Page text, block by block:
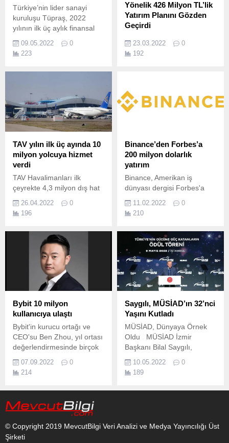
Türkiye’nin lider sanayi
kuruluşu Tüpraş, 2022
yılının ilk üç aylık finansal
sonuçlarını açıkladı.
09.05.2022
0
223
Yönelik 426 Milyon TL’lik
Yatırım Planını Gözden
Geçirdi
Sorumluluk sahasında
bulunan Elâzığ, Malatya,
Tunceli ve Bingöl’de, kaliteli
sürdüren Fırat Elektrik
Dağıtım A.
23.03.2022
0
192
TAV yılın ilk üç ayında 10
milyon yolcuya hizmet
verdi
TAV Havalimanları ilk
çeyrekte 4,3 milyon dış hat
yolcusuna hizmet vererek
geçen yılın aynı dönemine
131 artırdı.
26.04.2022
0
196
Binance’den Forbes’a
200 milyon dolarlık
yatırım
Binance, Amerikan iş
dünyası dergisi Forbes'a
yatırım yapacak.
11.02.2022
0
210
Bybit 10 milyon
kullanıcıya ulaştı
Bybit'in kurucu ortağı ve
CEO'su Ben Zhou, yıl ortası
değerlendirmesinde birçok
yeni ürüne ve önemli
dönüm noktasına değindi.
07.09.2022
0
214
Saygılı, MÜSİAD’ın 32’nci
Yaşını Kutladı
MÜSİAD, Dünyaya Örnek
Oldu MÜSİAD İzmir
Başkanı Bilal Saygılı,
MÜSİAD’ın 32’nci kuruluş yıl
dönümüne ilişkin kutlama
mesajı yayınladı.
10.05.2022
0
189
© Copyright 2019 MevcutBilgi Veri Analizi ve Medya Yayıncılığı Üst
Şirketi